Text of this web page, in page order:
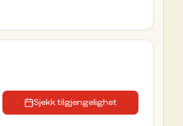
Sjekk tilgjengelighet